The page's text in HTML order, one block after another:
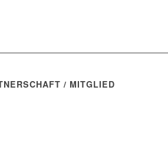
/ MITGLIED